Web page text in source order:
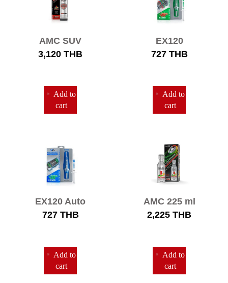
AMC SUV
360ml
3,120 THB
Add to
cart
EX120
Gearbox 8ml
727 THB
Add to
cart
EX120 Auto
8ml
727 THB
Add to
cart
AMC 225 ml
2,225 THB
Add to
cart